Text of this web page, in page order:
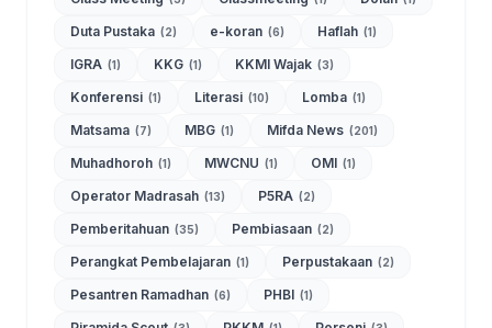
Duta Pustaka (2) e-koran (6) Haflah (1)
IGRA (1) KKG (1) KKMI Wajak (3)
Konferensi (1) Literasi (10) Lomba (1)
Matsama (7) MBG (1) Mifda News (201)
Muhadhoroh (1) MWCNU (1) OMI (1)
Operator Madrasah (13) P5RA (2)
Pemberitahuan (35) Pembiasaan (2)
Perangkat Pembelajaran (1) Perpustakaan (2)
Pesantren Ramadhan (6) PHBI (1)